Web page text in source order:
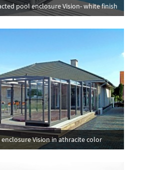
pool enclosure Vision- white finish
enclosure Vision in athracite color